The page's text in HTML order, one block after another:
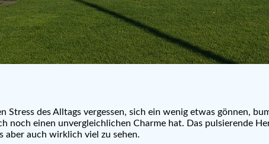
Stress des Alltags vergessen, sich ein wenig etwas gönnen,
noch einen unvergleichlichen Charme hat. Das pulsierende
aber auch wirklich viel zu sehen.